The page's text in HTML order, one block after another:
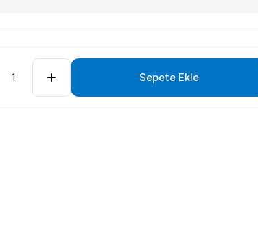
1 Sepete Ekle